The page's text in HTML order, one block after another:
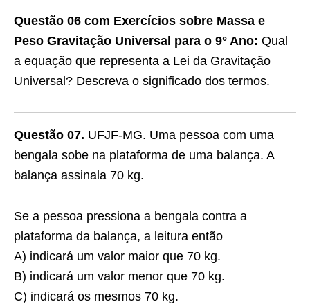
Questão 06 com Exercícios sobre Massa e
Peso Gravitação Universal para o 9° Ano: Qual
a equação que representa a Lei da Gravitação
Universal? Descreva o significado dos termos.
Questão 07. UFJF-MG. Uma pessoa com uma
bengala sobe na plataforma de uma balança. A
balança assinala 70 kg.
Se a pessoa pressiona a bengala contra a
plataforma da balança, a leitura então
A) indicará um valor maior que 70 kg.
B) indicará um valor menor que 70 kg.
C) indicará os mesmos 70 kg.